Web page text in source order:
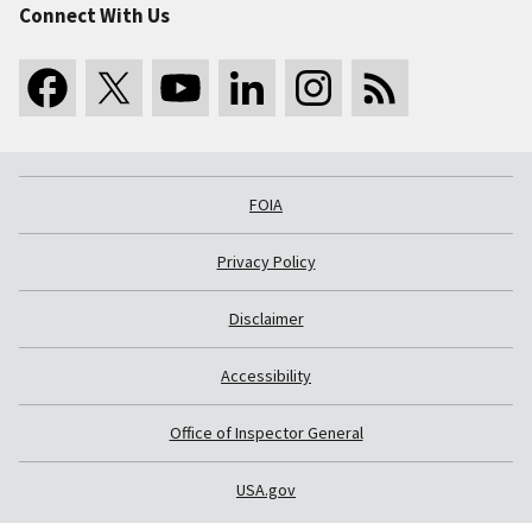
Connect With Us
FOIA
Privacy Policy
Disclaimer
Accessibility
Office of Inspector General
USA.gov